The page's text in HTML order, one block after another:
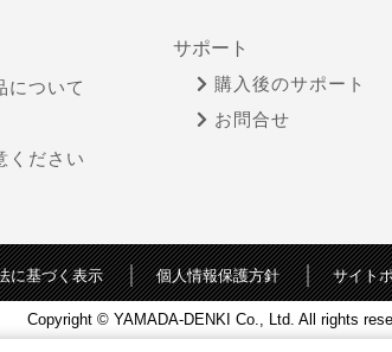
について
ください
サポート
購入後のサポート
お問合せ
に基づく表示 個人情報保護方針 サイト
Copyright © YAMADA-DENKI Co., Ltd. All rights